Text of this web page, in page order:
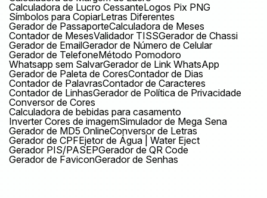
Calculadora de Lucro CessanteLogos Pix PNG
Símbolos para CopiarLetras Diferentes
Gerador de PassaporteCalculadora de Meses
Contador de MesesValidador TISSGerador de Chassi
Gerador de EmailGerador de Número de Celular
Gerador de TelefoneMétodo Pomodoro
Whatsapp sem SalvarGerador de Link WhatsApp
Gerador de Paleta de CoresContador de Dias
Contador de PalavrasContador de Caracteres
Contador de LinhasGerador de Política de Privacidade
Conversor de Cores
Calculadora de bebidas para casamento
Inverter Cores de imagemSimulador de Mega Sena
Gerador de MD5 OnlineConversor de Letras
Gerador de CPFEjetor de Água | Water Eject
Gerador PIS/PASEPGerador de QR Code
Gerador de FaviconGerador de Senhas